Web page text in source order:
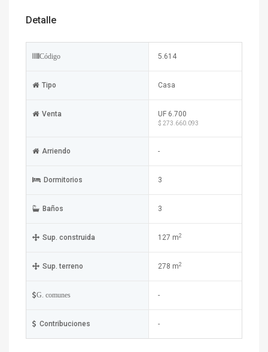
Detalle
Código 5.614
Tipo Casa
Venta UF 6.700
$ 273.660.093
Arriendo -
Dormitorios 3
Baños 3
Sup. construida 127 m2
Sup. terreno 278 m2
G. comunes -
Contribuciones -